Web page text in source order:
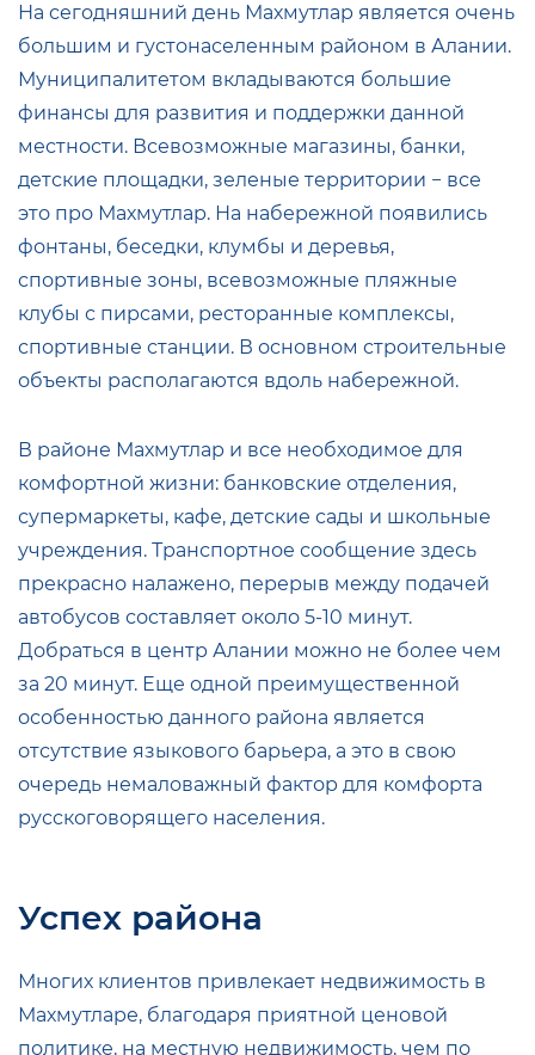
На сегодняшний день Махмутлар является очень
большим и густонаселенным районом в Алании.
Муниципалитетом вкладываются большие
финансы для развития и поддержки данной
местности. Всевозможные магазины, банки,
детские площадки, зеленые территории − все
это про Махмутлар. На набережной появились
фонтаны, беседки, клумбы и деревья,
спортивные зоны, всевозможные пляжные
клубы с пирсами, ресторанные комплексы,
спортивные станции. В основном строительные
объекты располагаются вдоль набережной.
В районе Махмутлар и все необходимое для
комфортной жизни: банковские отделения,
супермаркеты, кафе, детские сады и школьные
учреждения. Транспортное сообщение здесь
прекрасно налажено, перерыв между подачей
автобусов составляет около 5-10 минут.
Добраться в центр Алании можно не более чем
за 20 минут. Еще одной преимущественной
особенностью данного района является
отсутствие языкового барьера, а это в свою
очередь немаловажный фактор для комфорта
русскоговорящего населения.
Успех района
Многих клиентов привлекает недвижимость в
Махмутларе, благодаря приятной ценовой
политике, на местную недвижимость, чем по